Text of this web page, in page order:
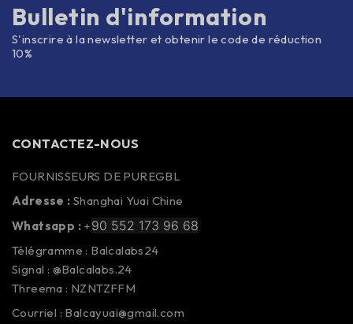
Bulletin d'information
S'inscrire à la newsletter et obtenir le code de réduction
10%
CONTACTEZ-NOUS
FOURNISSEURS DE PUREGBL
Adresse : Shanghai Yuai Chine
Whatsapp : +90 552 173 96 68
Télégramme : Balcalabs24
Signal : @Balcalabs.24
Threema : NZNTZFFM
Courriel : Balcayuai@gmail.com